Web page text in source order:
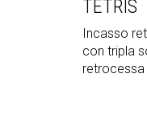
TETRIS
Incasso
con tripla
retrocessa